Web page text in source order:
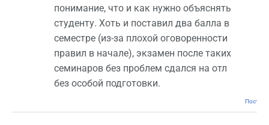
понимание, что и как нужно объяснять
студенту. Хоть и поставил два балла в
семестре (из-за плохой оговоренности
правил в начале), экзамен после таких
семинаров без проблем сдался на отл
без особой подготовки.